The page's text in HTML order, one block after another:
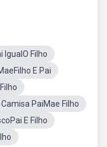
IgualO Filho
E Pai
PaiMae Filho
E Filho